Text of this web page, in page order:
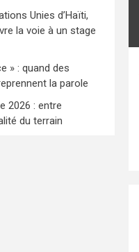
Unies d’Haïti,
la voie à un stage
» : quand des
la parole
2026 : entre
du terrain